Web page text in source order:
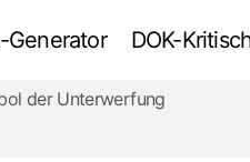
Generator DOK-
of Art Kreativität und Vision
der Unterwerfung